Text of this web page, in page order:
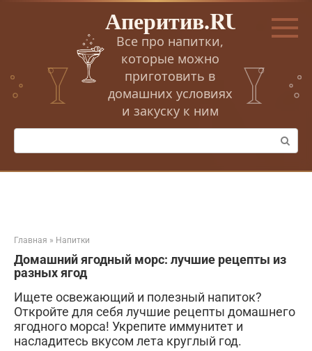
Перейти
Аперитив.RU
Все про напитки,
которые можно
приготовить в
домашних условиях
и закуску к ним
Поиск:
Главная » Напитки
Домашний ягодный морс: лучшие рецепты из
разных ягод
Ищете освежающий и полезный напиток?
Откройте для себя лучшие рецепты домашнего
ягодного морса! Укрепите иммунитет и
насладитесь вкусом лета круглый год.